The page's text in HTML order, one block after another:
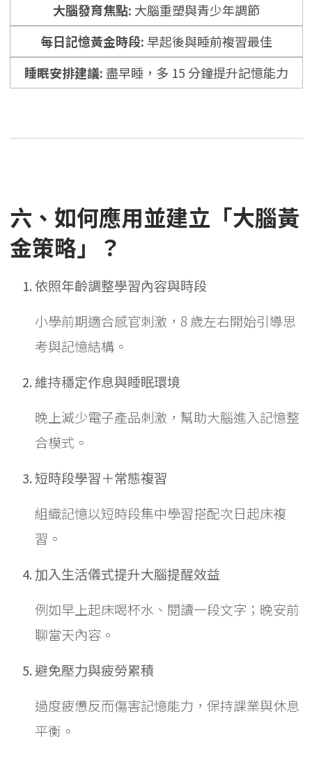
大腦重塑與青少年調節
早起後與睡前複習最佳
盡早睡，多 15 分鐘提升記憶能力
六、如何應用並建立「大腦黃
金策略」？
依照年齡調整學習內容與時段
小學前期適合感官刺激，8 歲左右開始引導思
考與記憶結構。
維持穩定作息與睡眠環境
晚上減少電子產品刺激，幫助大腦進入記憶整
合模式。
短時段學習＋常態複習
組織記憶以短時段集中學習搭配次日起床複
習。
加入生活儀式提升大腦提醒效益
例如早上起床喝杯水、閱讀一段文字；晚安前
聊當天內容。
避免壓力與疲勞累積
過度疲憊反而傷害記憶能力，保持課業與休息
平衡。